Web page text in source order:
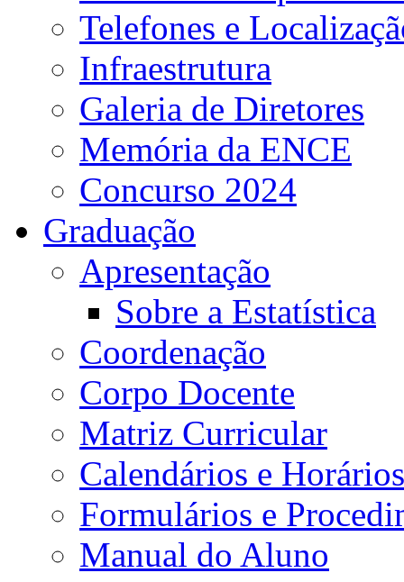
Telefones e
Infraestrutura
Galeria de Diretores
Memória da ENCE
Concurso 2024
Graduação
Apresentação
Sobre a Estatística
Coordenação
Corpo Docente
Matriz Curricular
Calendários e Horários
Formulários e
Manual do Aluno